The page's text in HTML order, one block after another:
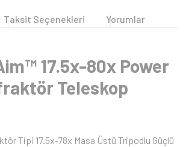
Taksit Seçenekleri Yorumlar
17.5x-80x Power
Teleskop
Tipi 17.5x-78x Masa Üstü Tripodlu Güçlü